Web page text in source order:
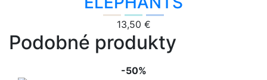
13,50 €
Podobné produkty
-50%